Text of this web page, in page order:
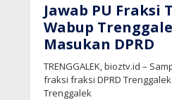
Jawab PU Fraksi
Wabup
Masukan DPRD
TRENGGALEK, bioztv.id –
fraksi fraksi DPRD Trenggalek
Trenggalek